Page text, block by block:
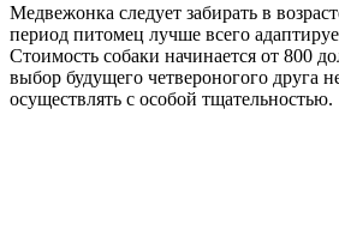
Медвежонка следует забирать в
период питомец лучше всего
Стоимость собаки начинается от 800
выбор будущего четвероногого друга
осуществлять с особой тщательностью.